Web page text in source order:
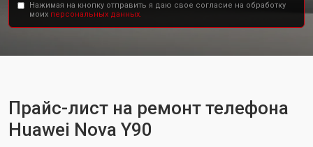
Нажимая на кнопку отправить я даю свое согласие на обработку
моих персональных данных.
Прайс-лист на ремонт телефона
Huawei Nova Y90